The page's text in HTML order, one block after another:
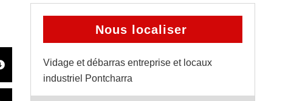
Nous localiser
Vidage et débarras entreprise et locaux
industriel Pontcharra